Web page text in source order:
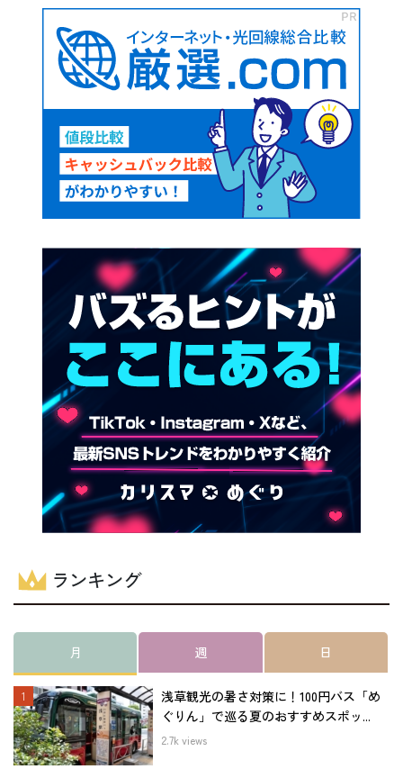
ランキング
月 週 日
浅草観光の暑さ対策に！100円バス「め
ぐりん」で巡る夏のおすすめスポッ...
2.7k views